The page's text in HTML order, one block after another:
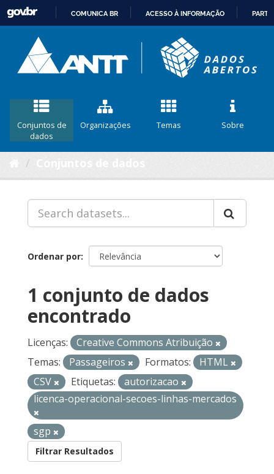
CONTEÚDO
COMUNICA BR ACESSO À INFORMAÇÃO
Conjuntos de
dados
Organizações Temas Sobre
Ordenar por
1 conjunto de dados
encontrado
Licenças:
Creative Commons Atribuição
Temas:
Passageiros Formatos:
HTML
CSV
Etiquetas:
autorizacao
licenca-operacional-secoes-linhas-mercados
sgp
Filtrar Resultados